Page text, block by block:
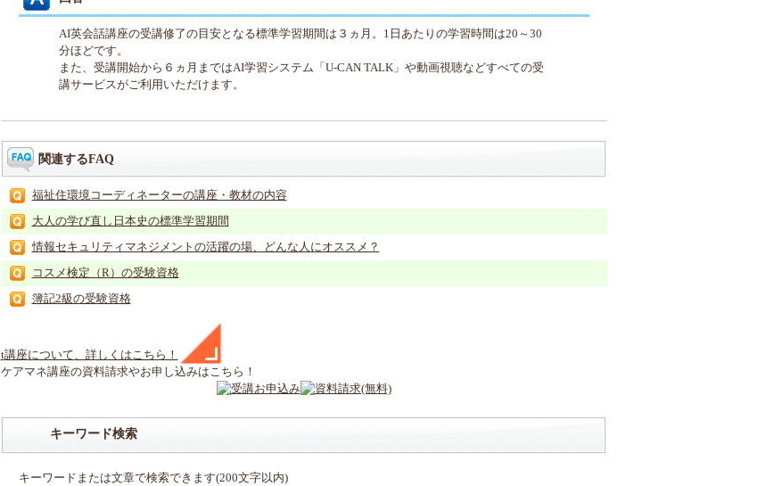
AI英会話講座の受講修了の目安となる標準学習期間は３ヵ月。1日あたりの学習時間は20～30
分ほどです。
また、受講開始から６ヵ月まではAI学習システム「U-CAN TALK」や動画視聴などすべての受
講サービスがご利用いただけます。
関連するFAQ
福祉住環境コーディネーターの講座・教材の内容
大人の学び直し日本史の標準学習期間
情報セキュリティマネジメントの活躍の場、どんな人にオススメ？
コスメ検定（R）の受験資格
簿記2級の受験資格
t講座について、詳しくはこちら！
ケアマネ講座の資料請求やお申し込みはこちら！
キーワード検索
キーワードまたは文章で検索できます(200文字以内)